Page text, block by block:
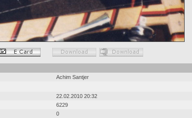
Achim Santjer
22.02.2010 20:32
6229
0